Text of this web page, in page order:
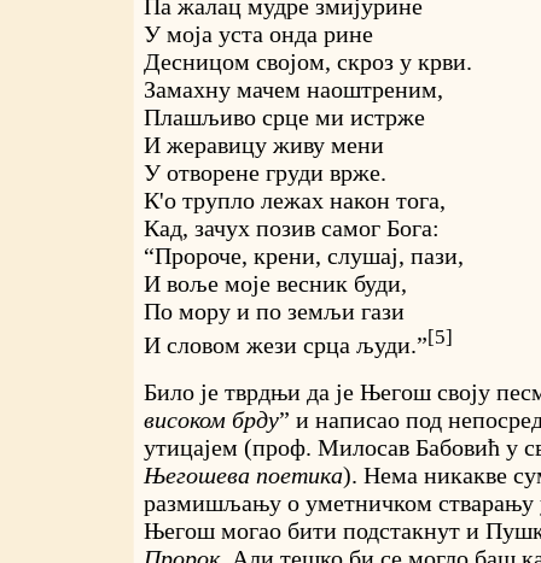
Па жалац мудре змијурине
У моја уста онда рине
Десницом својом, скроз у крви.
Замахну мачем наоштреним,
Плашљиво срце ми истрже
И жеравицу живу мени
У отворене груди врже.
К'о трупло лежах након тога,
Кад, зачух позив самог Бога:
“Пророче, крени, слушај, пази,
И воље моје весник буди,
По мору и по земљи гази
И словом жези срца људи.”[5]
Било је тврдњи да је Његош своју
високом брду” и написао под
утицајем (проф. Милосав Бабовић у
Његошева поетика). Нема никакве
размишљању о уметничком стварању
Његош могао бити подстакнут и